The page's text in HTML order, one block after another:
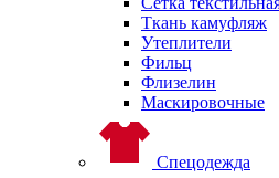
Ткань камуфляж
Утеплители
Фильц
Флизелин
Маскировочные
Спецодежда